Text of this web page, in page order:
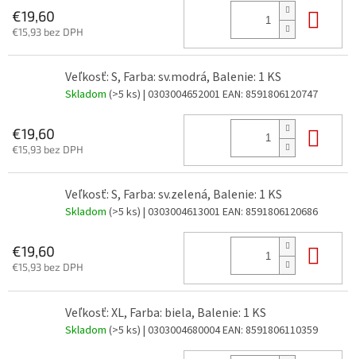
€19,60
€15,93 bez DPH
Veľkosť: S, Farba: sv.modrá, Balenie: 1 KS
Skladom (>5 ks) | 0303004652001 EAN: 8591806120747
€19,60
€15,93 bez DPH
Veľkosť: S, Farba: sv.zelená, Balenie: 1 KS
Skladom (>5 ks) | 0303004613001 EAN: 8591806120686
€19,60
€15,93 bez DPH
Veľkosť: XL, Farba: biela, Balenie: 1 KS
Skladom (>5 ks) | 0303004680004EAN: 8591806110359